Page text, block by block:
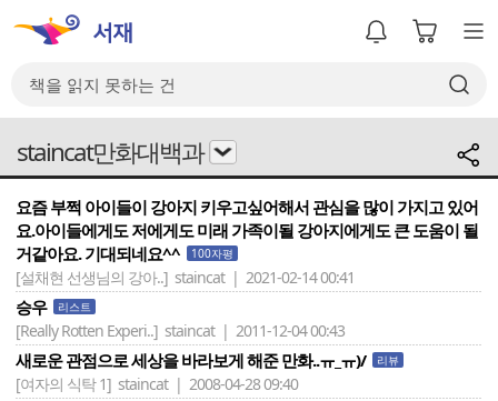
staincat만화대백과
요즘 부쩍 아이들이 강아지 키우고싶어해서 관심을 많이 가지고 있어
요.아이들에게도 저에게도 미래 가족이될 강아지에게도 큰 도움이 될
거같아요. 기대되네요^^
100자평
[설채현 선생님의 강아..] staincat | 2021-02-14 00:41
승우 리스트
[Really Rotten Experi..] staincat | 2011-12-04 00:43
새로운 관점으로 세상을 바라보게 해준 만화..ㅠ_ㅠ)/ 리뷰
[여자의 식탁 1] staincat | 2008-04-28 09:40